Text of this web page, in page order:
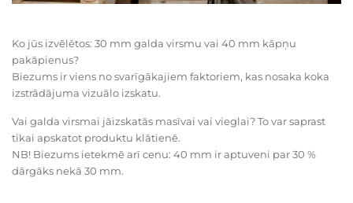
Ko jūs izvēlētos: 30 mm galda virsmu vai 40 mm kāpņu
pakāpienus?
Biezums ir viens no svarīgākajiem faktoriem, kas nosaka koka
izstrādājuma vizuālo izskatu.
Vai galda virsmai jāizskatās masīvai vai vieglai? To var saprast
tikai apskatot produktu klātienē.
NB! Biezums ietekmē arī cenu: 40 mm ir aptuveni par 30 %
dārgāks nekā 30 mm.